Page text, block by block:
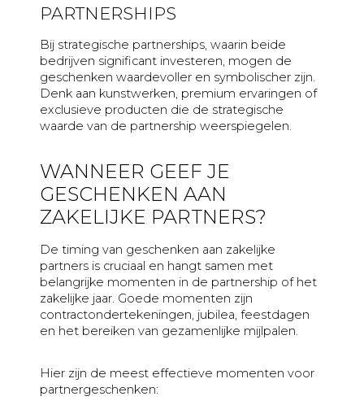
PARTNERSHIPS
Bij strategische partnerships, waarin beide
bedrijven significant investeren, mogen de
geschenken waardevoller en symbolischer zijn.
Denk aan kunstwerken, premium ervaringen of
exclusieve producten die de strategische
waarde van de partnership weerspiegelen.
WANNEER GEEF JE
GESCHENKEN AAN
ZAKELIJKE PARTNERS?
De timing van geschenken aan zakelijke
partners is cruciaal en hangt samen met
belangrijke momenten in de partnership of het
zakelijke jaar. Goede momenten zijn
contractondertekeningen, jubilea, feestdagen
en het bereiken van gezamenlijke mijlpalen.
Hier zijn de meest effectieve momenten voor
partnergeschenken: